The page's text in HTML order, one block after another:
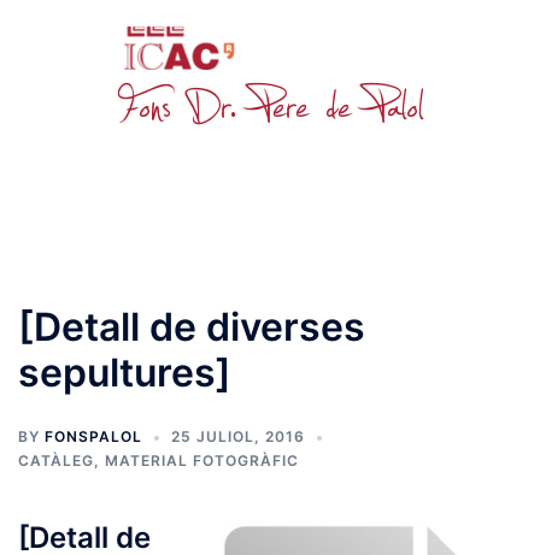
[Detall de diverses
sepultures]
BY FONSPALOL
25 JULIOL, 2016
CATÀLEG, MATERIAL FOTOGRÀFIC
[Detall de